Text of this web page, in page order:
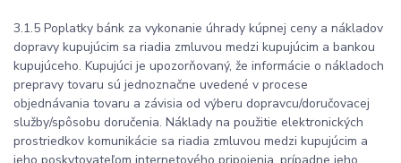
3.1.5 Poplatky bánk za vykonanie úhrady kúpnej ceny a nákladov
dopravy kupujúcim sa riadia zmluvou medzi kupujúcim a bankou
kupujúceho. Kupujúci je upozorňovaný, že informácie o nákladoch
prepravy tovaru sú jednoznačne uvedené v procese
objednávania tovaru a závisia od výberu dopravcu/doručovacej
služby/spôsobu doručenia. Náklady na použitie elektronických
prostriedkov komunikácie sa riadia zmluvou medzi kupujúcim a